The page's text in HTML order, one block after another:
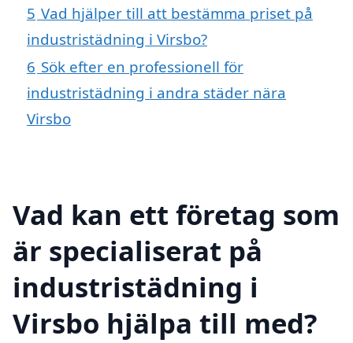
5 Vad hjälper till att bestämma priset på
industristädning i Virsbo?
6 Sök efter en professionell för
industristädning i andra städer nära
Virsbo
Vad kan ett företag som
är specialiserat på
industristädning i
Virsbo hjälpa till med?